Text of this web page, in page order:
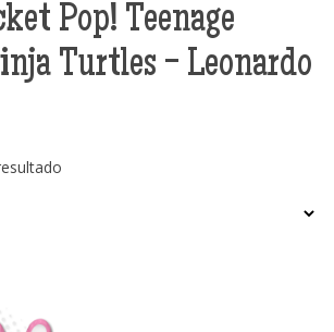
Pop! Teenage
Turtles - Leonardo